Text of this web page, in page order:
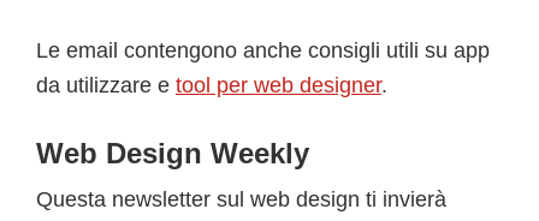
Le email contengono anche consigli utili su app
da utilizzare e tool per web designer.
Web Design Weekly
Questa newsletter sul web design ti invierà